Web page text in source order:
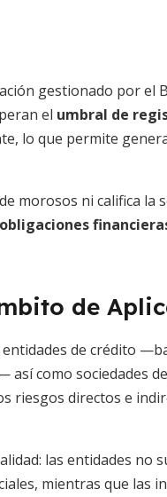
gestionado por el
el umbral de
lo que permite
morosos ni califica la
de
de crédito
como sociedades
riesgos directos e
las entidades no
mientras que las